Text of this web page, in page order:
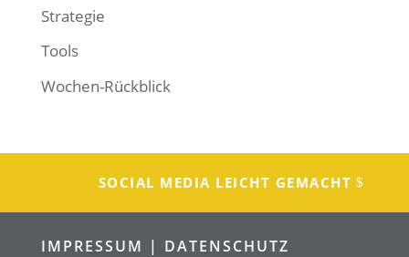
Strategie
Tools
Wochen-Rückblick
SOCIAL MEDIA LEICHT GEMACHT
IMPRESSUM | DATENSCHUTZ